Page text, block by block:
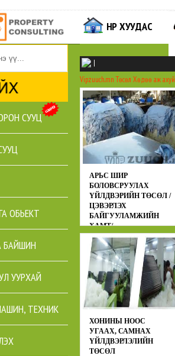
СУУЦ
ОБЬЕКТ
БАЙШИН
УУРХАЙ
ТЕХНИК
НҮҮР ХУУДАС
|
Vipzuuch.mn Төсөл Хөдөө аж ахуй
АРЬС ШИР
БОЛОВСРУУЛАХ
ҮЙЛДВЭРИЙН ТӨСӨЛ /
ЦЭВЭРЛЭХ
БАЙГУУЛАМЖИЙН
ХАМТ/
ТөсөлХөдөө аж ахуй
ХОНИНЫ НООС
УГААХ, САМНАХ
ҮЙЛДВЭРЛЭЛИЙН
ТӨСӨЛ